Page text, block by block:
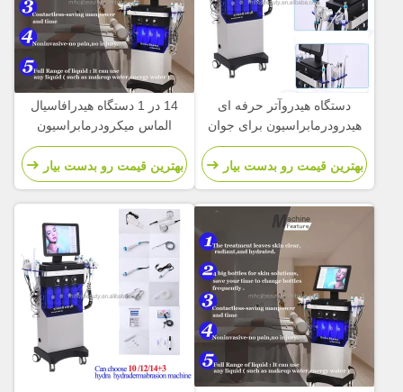
دستگاه هیدروآتر حرفه ای
هیدرودرمابراسیون برای جوان
کردن پوست
بهترین قیمت رو بدست بیار
14 در 1 دستگاه هیدرافاسیال
الماس میکرودرمابراسیون
بهترین قیمت رو بدست بیار